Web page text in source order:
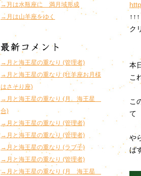
↑↑↑
ク
本
こ
こ
て
や
ば
→月は水瓶座に 満月域形成
→月は山羊座をゆく
→月と海王星の重なり (管理者)
→月と海王星の重なり (牡羊座お月様
はさそり座)
→月と海王星の重なり (月 海王星
合)
→月と海王星の重なり (管理者)
→月と海王星の重なり (管理者)
→月と海王星の重なり (ラブ子)
→月と海王星の重なり (管理者)
→月と海王星の重なり (月 海王星